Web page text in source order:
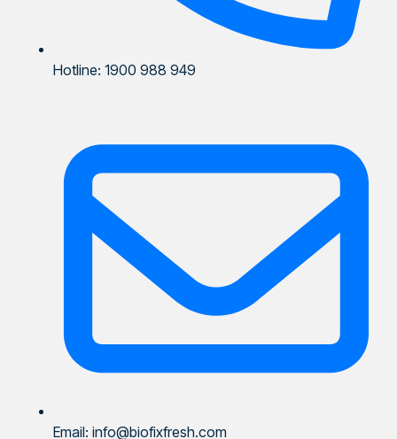
Hotline: 1900 988 949
Email: info@biofixfresh.com